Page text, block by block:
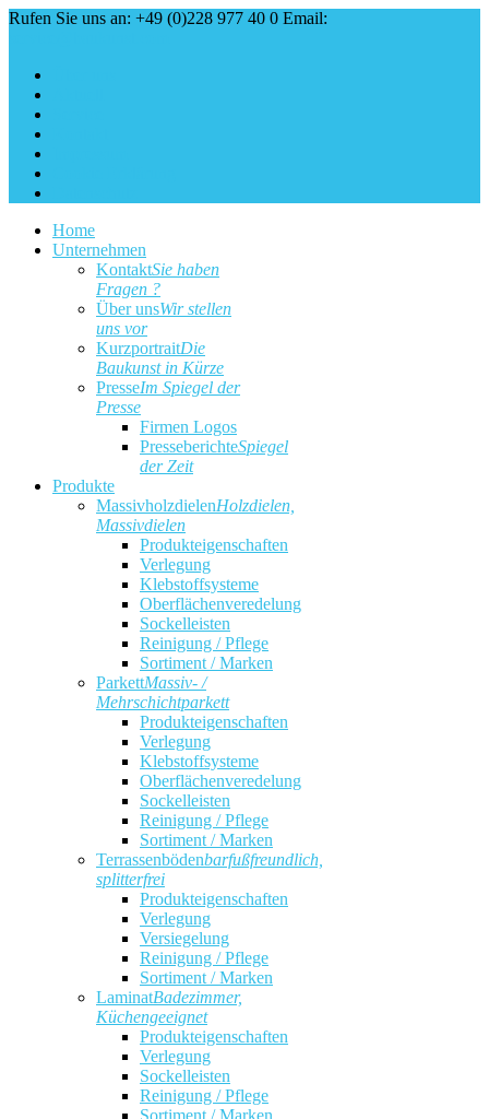
Rufen Sie uns an: +49 (0)228 977 40 0 Email:
Home
Unternehmen
KontaktSie haben
Fragen ?
Über unsWir stellen
uns vor
KurzportraitDie
Baukunst in Kürze
PresseIm Spiegel der
Presse
Firmen Logos
PresseberichteSpiegel
der Zeit
Produkte
MassivholzdielenHolzdielen,
Massivdielen
Produkteigenschaften
Verlegung
Klebstoffsysteme
Oberflächenveredelung
Sockelleisten
Reinigung / Pflege
Sortiment / Marken
ParkettMassiv- /
Mehrschichtparkett
Produkteigenschaften
Verlegung
Klebstoffsysteme
Oberflächenveredelung
Sockelleisten
Reinigung / Pflege
Sortiment / Marken
Terrassenbödenbarfußfreundlich,
splitterfrei
Produkteigenschaften
Verlegung
Versiegelung
Reinigung / Pflege
Sortiment / Marken
LaminatBadezimmer,
Küchengeeignet
Produkteigenschaften
Verlegung
Sockelleisten
Reinigung / Pflege
Sortiment / Marken